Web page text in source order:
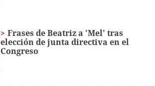
Frases de Beatriz a 'Mel' tras
elección de junta directiva en el
Congreso